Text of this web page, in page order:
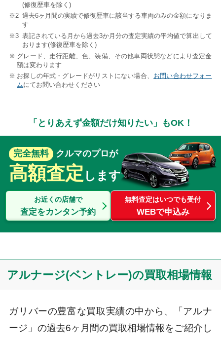
(修復歴車を除く)
過去6ヶ月間の実績で修復歴車に該当する車両のみの金額になりま
す
表記されている月から過去3か月分の査定実績の平均値で算出して
おります(修復歴車を除く)
グレード、走行距離、色、装備、その他車両状態などにより査定金
額は変わります
お探しの年式・グレードがリストにない場合、 お問い合わせフォー
ムにてお問い合わせください
「とりあえず金額だけ知りたい」もOK！
完全無料 クルマのプロが
高額査定 します
お近くの店舗で
査定をカンタン予約
無料査定はいつでも受付
WEBで申込み
アルナージ(ベントレー)の買取相場情報
ガリバーの豊富な買取実績の中から、「アルナ
ージ」の過去6ヶ月間の買取相場情報をご紹介し